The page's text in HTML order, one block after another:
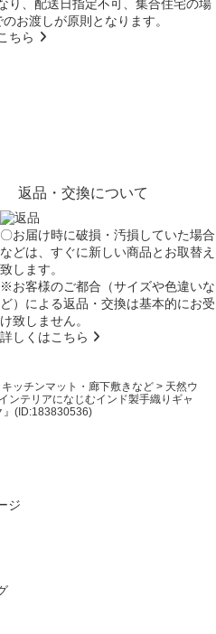
り、配送日指定不可、集合住宅の場
のお渡しが原則となります。
ちら
返品・交換について
〇お届け時に破損・汚損していた場合
などは、すぐに新しい商品とお取替え
致します。
※お客様のご都合（サイズや色違いな
ど）による返品・交換は基本的にお受
け致しません。
詳しくはこちら
ッチンマット・廊下敷きなど> 天然ウ
ンテリアになじむインド製手織りギャ
』(ID:183830536)
ジ